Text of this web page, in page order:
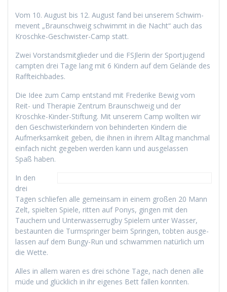
Vom 10. August bis 12. August fand bei unserem Schwim­
mevent „Braun­schweig schwimmt in die Nacht“ auch das
Kroschke-Geschwis­ter-Camp statt.
Zwei Vor­standsmit­glieder und die FSJ­lerin der Sportju­gend
campten drei Tage lang mit 6 Kindern auf dem Gelände des
Raffteichbades.
Die Idee zum Camp ent­stand mit Fred­erike Bewig vom
Reit- und Ther­a­pie Zen­trum Braun­schweig und der
Kroschke-Kinder-Stiftung. Mit unserem Camp woll­ten wir
den Geschwis­terkindern von behin­derten Kindern die
Aufmerk­samkeit geben, die ihnen in ihrem All­t­ag manch­mal
ein­fach nicht gegeben wer­den kann und aus­ge­lassen
Spaß haben.
In den
drei
Tagen schliefen alle gemein­sam in einem großen 20 Mann
Zelt, spiel­ten Spiele, rit­ten auf Ponys, gin­gen mit den
Tauch­ern und Unter­wasser­rug­by Spiel­ern unter Wass­er,
bestaunten die Turm­springer beim Sprin­gen, tobten aus­ge­
lassen auf dem Bungy-Run und schwammen natür­lich um
die Wette.
Alles in allem waren es drei schöne Tage, nach denen alle
müde und glück­lich in ihr eigenes Bett fall­en konnten.